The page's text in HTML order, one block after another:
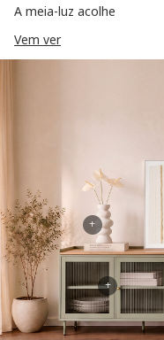
A meia-luz acolhe
Vem ver
+
+